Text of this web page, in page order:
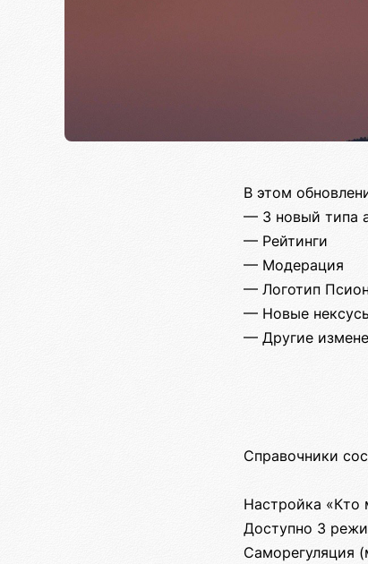
В этом
— 3 новый типа
— Рейтинги
— Модерация
— Логотип
— Новые
— Другие
Справочники
Настройка «Кто
Доступно 3
Саморегуляция